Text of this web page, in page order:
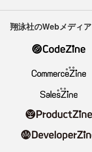
翔泳社のWebメディア